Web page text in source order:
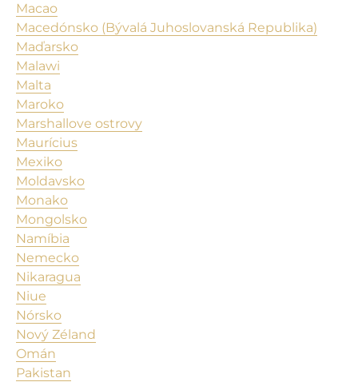
Macao
Macedónsko (Bývalá Juhoslovanská Republika)
Maďarsko
Malawi
Malta
Maroko
Marshallove ostrovy
Maurícius
Mexiko
Moldavsko
Monako
Mongolsko
Namíbia
Nemecko
Nikaragua
Niue
Nórsko
Nový Zéland
Omán
Pakistan